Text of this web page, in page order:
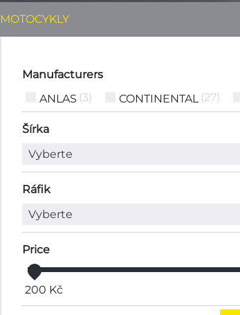
MOTOCYKLY
Manufacturers
ANLAS 3 CONTINENTAL 27
Šírka
Ráfik
Price
200 Kč